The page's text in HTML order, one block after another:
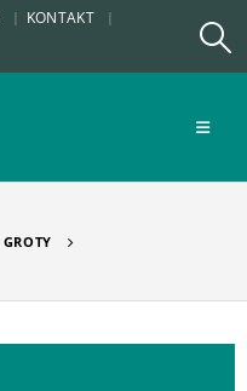
KONTAKT
GROTY